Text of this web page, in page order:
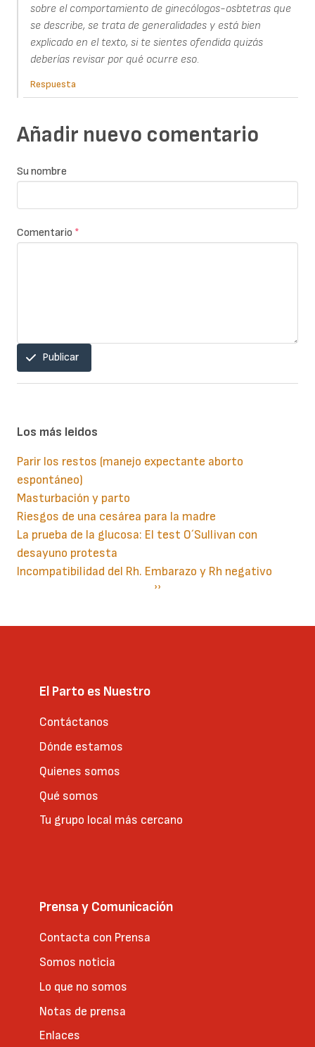
sobre el comportamiento de ginecólogos-osbtetras que
se describe, se trata de generalidades y está bien
explicado en el texto, si te sientes ofendida quizás
deberías revisar por qué ocurre eso.
Respuesta
Añadir nuevo comentario
Su nombre
Comentario *
Publicar
Los más leidos
Parir los restos (manejo expectante aborto
espontáneo)
Masturbación y parto
Riesgos de una cesárea para la madre
La prueba de la glucosa: El test O´Sullivan con
desayuno protesta
Incompatibilidad del Rh. Embarazo y Rh negativo
Siguiente
››
El Parto es Nuestro
Contáctanos
Dónde estamos
Quienes somos
Qué somos
Tu grupo local más cercano
Prensa y Comunicación
Contacta con Prensa
Somos noticia
Lo que no somos
Notas de prensa
Enlaces